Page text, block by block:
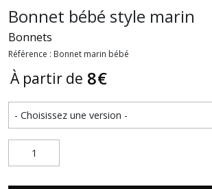
Bonnet bébé style marin
Bonnets
Référence : Bonnet marin bébé
À partir de 8€